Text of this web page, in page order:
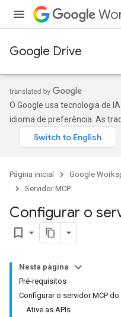
Google Drive
O Google usa tecnologia de
idioma de preferência. As
Página inicial Google
Servidor MCP
Configurar o
bookmark_border
Nesta página
Pré-requisitos
Configurar o servidor MCP
Ative as APIs